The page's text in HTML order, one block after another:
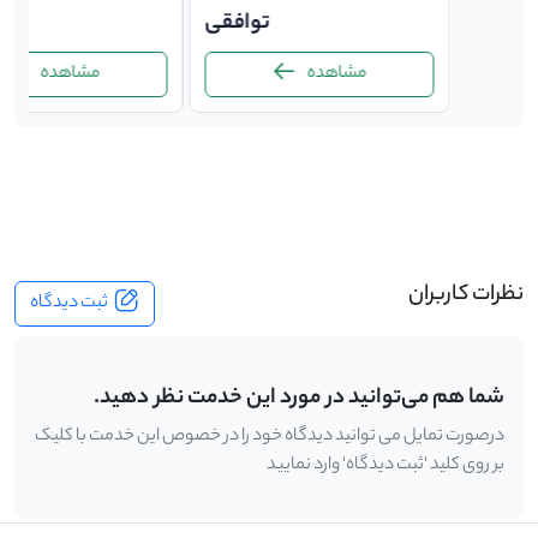
توافقی
مشاهده مشاهده
نظرات کاربران ثبت دیدگاه
شما هم می‌توانید در مورد این خدمت نظر دهید.
درصورت تمایل می توانید دیدگاه خود را در خصوص این خدمت با کلیک
بر روی کلید 'ثبت دیدگاه' وارد نمایید